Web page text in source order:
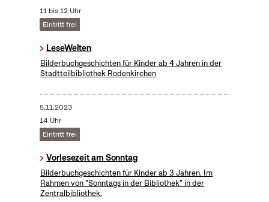
11 bis 12 Uhr
Eintritt frei
LeseWelten
Bilderbuchgeschichten für Kinder ab 4 Jahren in der
Stadtteilbibliothek Rodenkirchen
5.11.2023
14 Uhr
Eintritt frei
Vorlesezeit am Sonntag
Bilderbuchgeschichten für Kinder ab 3 Jahren. Im
Rahmen von "Sonntags in der Bibliothek" in der
Zentralbibliothek.